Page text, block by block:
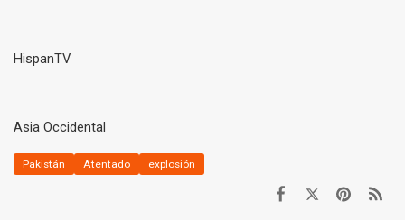
HispanTV
Asia Occidental
Pakistán Atentado explosión